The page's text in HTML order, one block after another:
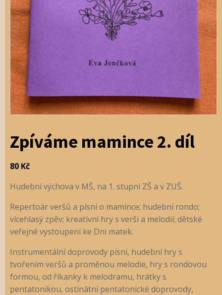
Zpíváme mamince 2. díl
80 Kč
Hudební výchova v MŠ, na 1. stupni ZŠ a v ZUŠ.
Repertoár veršů a písní o mamince; hudební rondo;
vícehlasý zpěv; kreativní hry s verši a melodií; dětské
veřejné vystoupení ke Dni matek.
Instrumentální doprovody písní, hudební hry s
tvořením veršů a proměnou melodie, hry s rondovou
formou, od říkanky k melodramu, hrátky s
pentatonikou, ostinátní pentatonické doprovody,